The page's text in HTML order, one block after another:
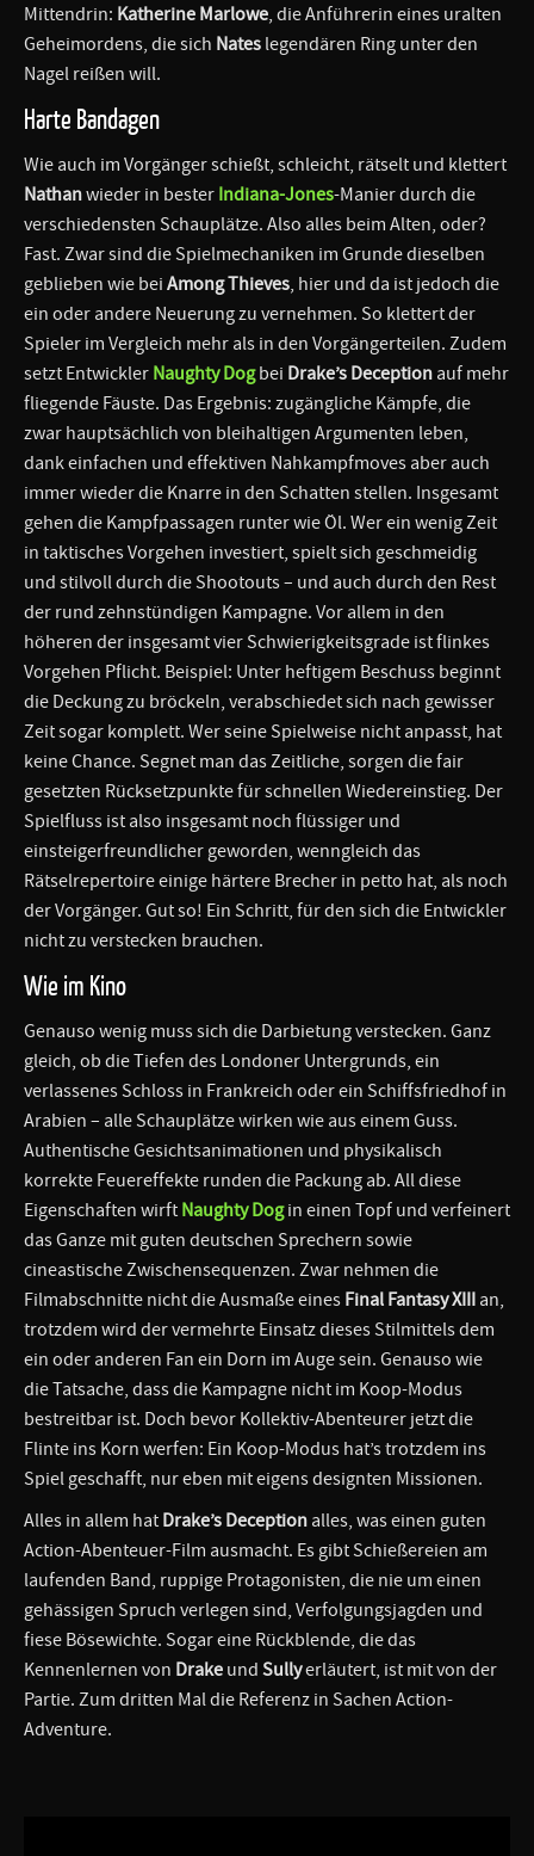
Mittendrin: Katherine Marlowe, die Anführerin eines uralten
Geheimordens, die sich Nates legendären Ring unter den
Nagel reißen will.
Harte Bandagen
Wie auch im Vorgänger schießt, schleicht, rätselt und klettert
Nathanwieder in bester Indiana-Jones-Manier durch die
verschiedensten Schauplätze. Also alles beim Alten, oder?
Fast. Zwar sind die Spielmechaniken im Grunde dieselben
geblieben wie bei AmongThieves, hier und da ist jedoch die
ein oder andere Neuerung zu vernehmen. So klettert der
Spieler im Vergleich mehr als in den Vorgängerteilen. Zudem
setzt Entwickler Naughty Dog bei Drake’s Deception auf mehr
fliegende Fäuste. Das Ergebnis: zugängliche Kämpfe, die
zwar hauptsächlich von bleihaltigen Argumenten leben,
dank einfachen und effektiven Nahkampfmoves aber auch
immer wieder die Knarre in den Schatten stellen. Insgesamt
gehen die Kampfpassagen runter wie Öl. Wer ein wenig Zeit
in taktisches Vorgehen investiert, spielt sich geschmeidig
und stilvoll durch die Shootouts – und auch durch den Rest
der rund zehnstündigen Kampagne. Vor allem in den
höheren der insgesamt vier Schwierigkeitsgrade ist flinkes
Vorgehen Pflicht. Beispiel: Unter heftigem Beschuss beginnt
die Deckung zu bröckeln, verabschiedet sich nach gewisser
Zeit sogar komplett. Wer seine Spielweise nicht anpasst, hat
keine Chance. Segnet man das Zeitliche, sorgen die fair
gesetzten Rücksetzpunkte für schnellen Wiedereinstieg. Der
Spielfluss ist also insgesamt noch flüssiger und
einsteigerfreundlicher geworden, wenngleich das
Rätselrepertoire einige härtere Brecher in petto hat, als noch
der Vorgänger. Gut so! Ein Schritt, für den sich die Entwickler
nicht zu verstecken brauchen.
Wie im Kino
Genauso wenig muss sich die Darbietung verstecken. Ganz
gleich, ob die Tiefen des Londoner Untergrunds, ein
verlassenes Schloss in Frankreich oder ein Schiffsfriedhof in
Arabien – alle Schauplätze wirken wie aus einem Guss.
Authentische Gesichtsanimationen und physikalisch
korrekte Feuereffekte runden die Packung ab. All diese
Eigenschaften wirft Naughty Dog in einen Topf und verfeinert
das Ganze mit guten deutschen Sprechern sowie
cineastische Zwischensequenzen. Zwar nehmen die
Filmabschnitte nicht die Ausmaße eines Final Fantasy XIII an,
trotzdem wird der vermehrte Einsatz dieses Stilmittels dem
ein oder anderen Fan ein Dorn im Auge sein. Genauso wie
die Tatsache, dass die Kampagne nicht im Koop-Modus
bestreitbar ist. Doch bevor Kollektiv-Abenteurer jetzt die
Flinte ins Korn werfen: Ein Koop-Modus hat’s trotzdem ins
Spiel geschafft, nur eben mit eigens designten Missionen.
Alles in allem hat Drake’s Deception alles, was einen guten
Action-Abenteuer-Film ausmacht. Es gibt Schießereien am
laufenden Band, ruppige Protagonisten, die nie um einen
gehässigen Spruch verlegen sind, Verfolgungsjagden und
fiese Bösewichte. Sogar eine Rückblende, die das
Kennenlernen von Drake und Sullyerläutert, ist mit von der
Partie. Zum dritten Mal die Referenz in Sachen Action-
Adventure.